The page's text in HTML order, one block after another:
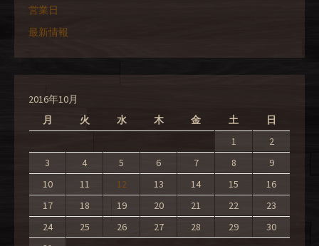
営業日
最新情報
2016年10月
月
火 水 木 金 土 日
1
2
3
4 5 6 7 8
9
10
11 12 13 14 15
16
17
18 19 20 21 22
23
24
25 26 27 28 29
30